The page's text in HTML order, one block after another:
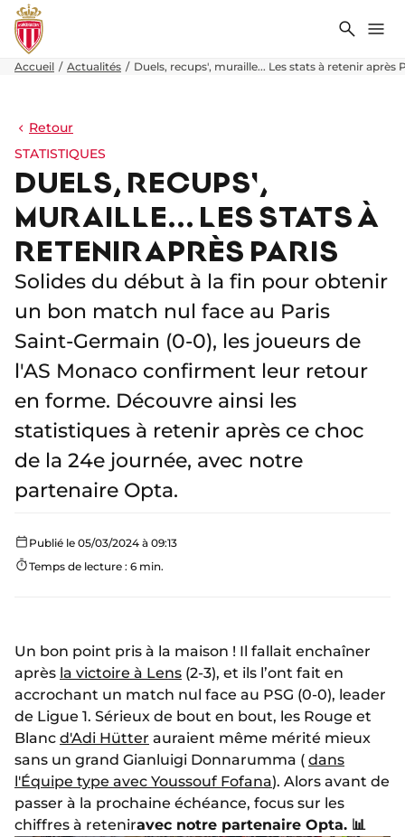
Accueil Actualités Duels, recups', muraille... Les stats à retenir après
Retour
STATISTIQUES
DUELS, RECUPS',
MURAILLE... LES STATS À
RETENIR APRÈS PARIS
Solides du début à la fin pour obtenir
un bon match nul face au Paris
Saint-Germain (0-0), les joueurs de
l'AS Monaco confirment leur retour
en forme. Découvre ainsi les
statistiques à retenir après ce choc
de la 24e journée, avec notre
partenaire Opta.
Publié le 05/03/2024 à 09:13
Temps de lecture : 6 min.
Un bon point pris à la maison ! Il fallait enchaîner
après la victoire à Lens (2-3), et ils l’ont fait en
accrochant un match nul face au PSG (0-0), leader
de Ligue 1. Sérieux de bout en bout, les Rouge et
Blanc d'Adi Hütter auraient même mérité mieux
sans un grand Gianluigi Donnarumma ( dans
l'Équipe type avec Youssouf Fofana). Alors avant de
passer à la prochaine échéance, focus sur les
chiffres à reteniravec notre partenaire Opta. 📊